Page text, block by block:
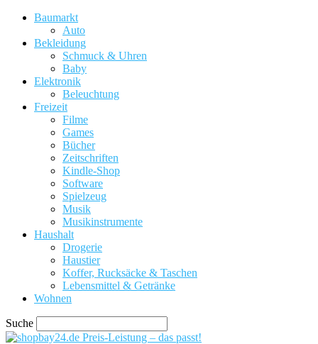
Baumarkt
Auto
Bekleidung
Schmuck & Uhren
Baby
Elektronik
Beleuchtung
Freizeit
Filme
Games
Bücher
Zeitschriften
Kindle-Shop
Software
Spielzeug
Musik
Musikinstrumente
Haushalt
Drogerie
Haustier
Koffer, Rucksäcke & Taschen
Lebensmittel & Getränke
Wohnen
Suche
Preis-Leistung – das passt!